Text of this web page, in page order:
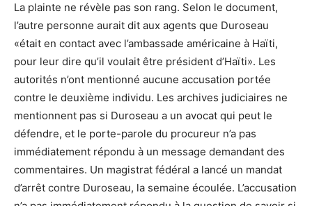
La plainte ne révèle pas son rang. Selon le document,
l’autre personne aurait dit aux agents que Duroseau
«était en contact avec l’ambassade américaine à Haïti,
pour leur dire qu’il voulait être président d’Haïti». Les
autorités n’ont mentionné aucune accusation portée
contre le deuxième individu. Les archives judiciaires ne
mentionnent pas si Duroseau a un avocat qui peut le
défendre, et le porte-parole du procureur n’a pas
immédiatement répondu à un message demandant des
commentaires. Un magistrat fédéral a lancé un mandat
d’arrêt contre Duroseau, la semaine écoulée. L’accusation